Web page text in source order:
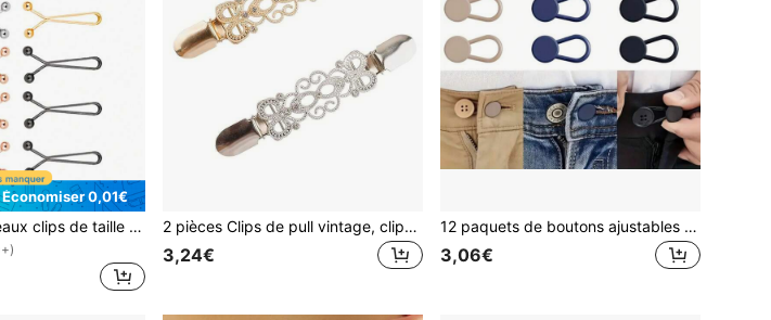
Économiser 0,01€
12 pièces Nouveaux clips de taille en forme de U pour jeans, réduction de la circonférence de la taille, outil de resserrage, sans clou, réglable, fixe, épingle invisible 2 pièces Clips de pull vintage, clips de robe, clips de sangle dorsale, clips de col de cardigan. Peuvent serrer la taille des pantalons et des robes. Métal
3,24€
12 paquets de boutons ajustables sans couture pour réduire la taille du jean, permettant d'agrandir votre pantalon de 2,54 à 3,56 cm. Disponible en kaki/bleu/noir
3,06€